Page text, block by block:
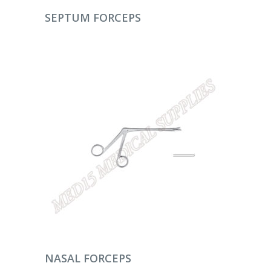
DEVAMINI OKU
SEPTUM FORCEPS
DEVAMINI OKU
NASAL FORCEPS